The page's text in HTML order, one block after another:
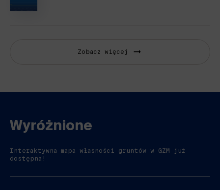
Zobacz więcej
Wyróżnione
Interaktywna mapa własności gruntów w GZM już
dostępna!